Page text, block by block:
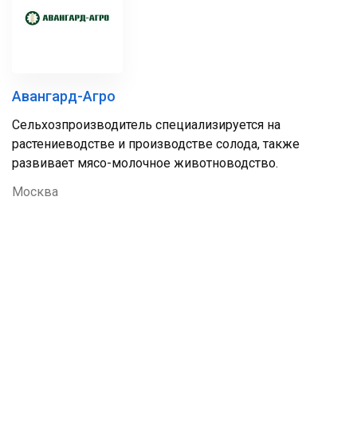
Авангард-Агро
Сельхозпроизводитель специализируется на
растениеводстве и производстве солода, также
развивает мясо-молочное животноводство.
Москва